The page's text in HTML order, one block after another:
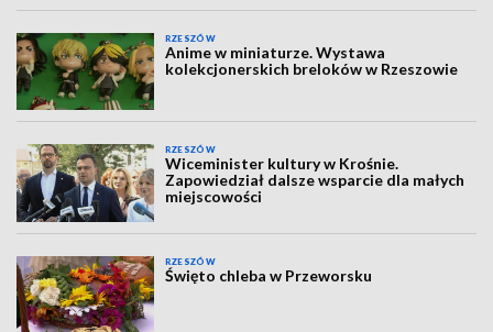
RZESZÓW
Anime w miniaturze. Wystawa
kolekcjonerskich breloków w Rzeszowie
RZESZÓW
Wiceminister kultury w Krośnie.
Zapowiedział dalsze wsparcie dla małych
miejscowości
RZESZÓW
Święto chleba w Przeworsku